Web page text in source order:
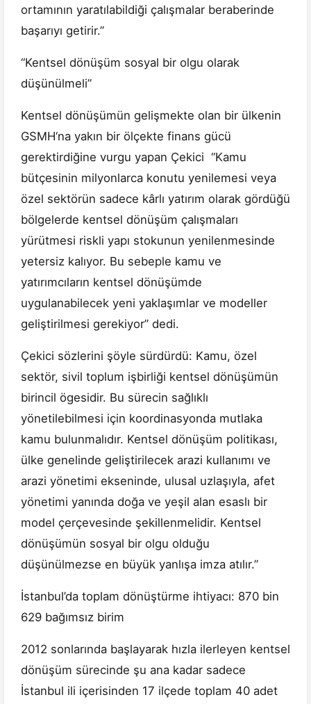
ortamının yaratılabildiği çalışmalar beraberinde
başarıyı getirir.”
“Kentsel dönüşüm sosyal bir olgu olarak
düşünülmeli”
Kentsel dönüşümün gelişmekte olan bir ülkenin
GSMH‘na yakın bir ölçekte finans gücü
gerektirdiğine vurgu yapan Çekici “Kamu
bütçesinin milyonlarca konutu yenilemesi veya
özel sektörün sadece kârlı yatırım olarak gördüğü
bölgelerde kentsel dönüşüm çalışmaları
yürütmesi riskli yapı stokunun yenilenmesinde
yetersiz kalıyor. Bu sebeple kamu ve
yatırımcıların kentsel dönüşümde
uygulanabilecek yeni yaklaşımlar ve modeller
geliştirilmesi gerekiyor” dedi.
Çekici sözlerini şöyle sürdürdü: Kamu, özel
sektör, sivil toplum işbirliği kentsel dönüşümün
birincil ögesidir. Bu sürecin sağlıklı
yönetilebilmesi için koordinasyonda mutlaka
kamu bulunmalıdır. Kentsel dönüşüm politikası,
ülke genelinde geliştirilecek arazi kullanımı ve
arazi yönetimi ekseninde, ulusal uzlaşıyla, afet
yönetimi yanında doğa ve yeşil alan esaslı bir
model çerçevesinde şekillenmelidir. Kentsel
dönüşümün sosyal bir olgu olduğu
düşünülmezse en büyük yanlışa imza atılır.”
İstanbul’da toplam dönüştürme ihtiyacı: 870 bin
629 bağımsız birim
2012 sonlarında başlayarak hızla ilerleyen kentsel
dönüşüm sürecinde şu ana kadar sadece
İstanbul ili içerisinden 17 ilçede toplam 40 adet